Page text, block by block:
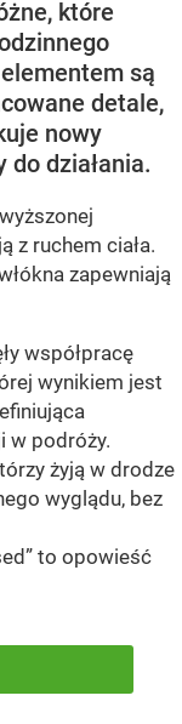
które
są
detale,
nowy
działania.
z ruchem ciała.
zapewniają
współpracę
wynikiem jest
w podróży.
żyją w drodze
wyglądu, bez
to opowieść